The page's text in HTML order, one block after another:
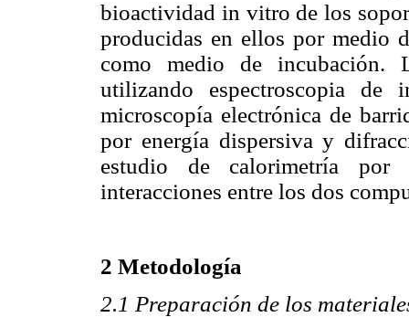
bioactividad in vitro de los
producidas en ellos por medio
como medio de incubación.
utilizando espectroscopia de
microscopía electrónica de
por energía dispersiva y
estudio de calorimetría por
interacciones entre los dos
2 Metodología
2.1 Preparación de los